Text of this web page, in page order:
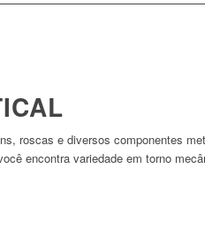
roscas e diversos componentes
encontra variedade em torno